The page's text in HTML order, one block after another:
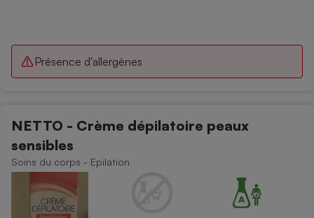
Présence d'allergènes
NETTO - Crème dépilatoire peaux
sensibles
Soins du corps - Epilation